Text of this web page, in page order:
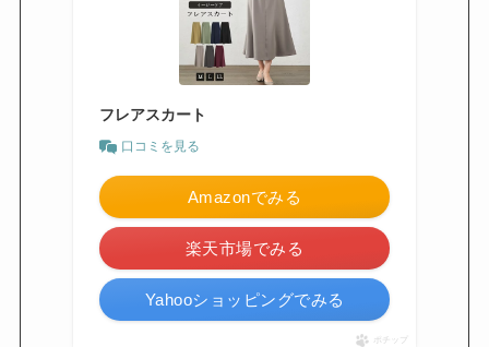
フレアスカート
口コミを見る
Amazonでみる
楽天市場でみる
Yahooショッピングでみる
ポチップ